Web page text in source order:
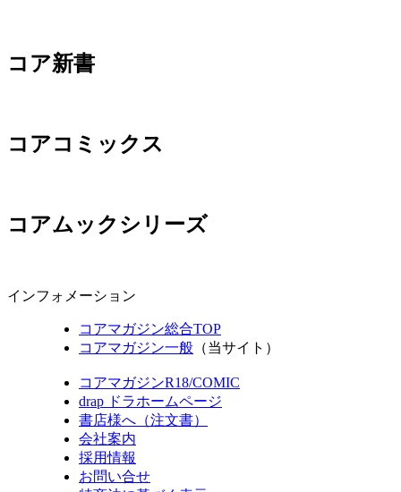
コア新書
コアコミックス
コアムックシリーズ
インフォメーション
コアマガジン総合TOP
コアマガジン一般 （当サイト）
コアマガジンR18/COMIC
drap ドラホームページ
書店様へ（注文書）
会社案内
採用情報
お問い合せ